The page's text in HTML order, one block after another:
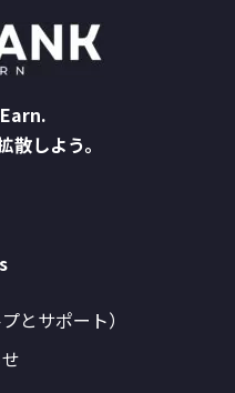
散しよう。
とサポート）